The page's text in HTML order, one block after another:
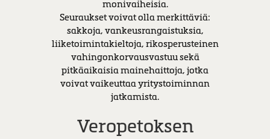
monivaiheisia.
Seuraukset voivat olla merkittäviä:
sakkoja, vankeusrangaistuksia,
liiketoimintakieltoja, rikosperusteinen
vahingonkorvausvastuu sekä
pitkäaikaisia mainehaittoja, jotka
voivat vaikeuttaa yritystoiminnan
jatkamista.
Veropetoksen